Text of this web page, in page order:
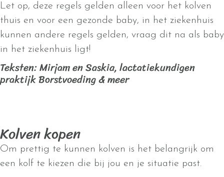
Let op, deze regels gelden alleen voor het kolven
thuis en voor een gezonde baby, in het ziekenhuis
kunnen andere regels gelden, vraag dit na als baby
in het ziekenhuis ligt!
Teksten: Mirjam en Saskia, lactatiekundigen
praktijk Borstvoeding & meer
Kolven kopen
Om prettig te kunnen kolven is het belangrijk om
een kolf te kiezen die bij jou en je situatie past.